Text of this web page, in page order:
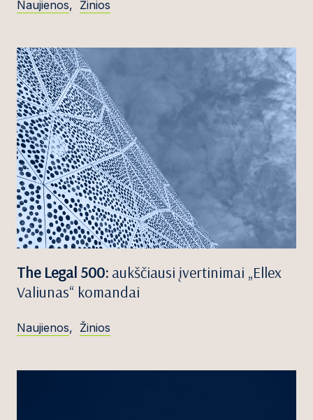
Naujienos, Žinios
The Legal 500: aukščiausi įvertinimai „Ellex
Valiunas“ komandai
Naujienos, Žinios